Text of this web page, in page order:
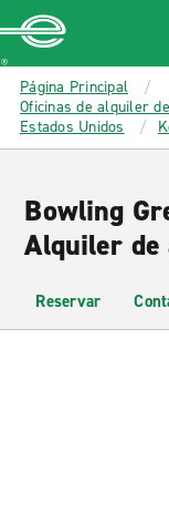
MAIN
CONTENT
Enterprise
Página Principal
Oficinas de alquiler
Estados Unidos
Bowling
Alquiler de
Reservar